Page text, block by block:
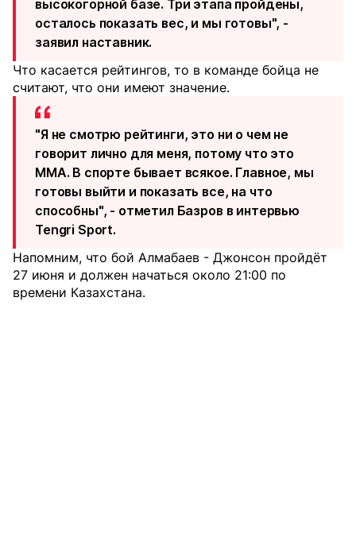
высокогорной базе. Три этапа пройдены,
осталось показать вес, и мы готовы", -
заявил наставник.
Что касается рейтингов, то в команде бойца не
считают, что они имеют значение.
"Я не смотрю рейтинги, это ни о чем не
говорит лично для меня, потому что это
ММА. В спорте бывает всякое. Главное, мы
готовы выйти и показать все, на что
способны", - отметил Базров в интервью
Tengri Sport.
Напомним, что бой Алмабаев - Джонсон пройдёт
27 июня и должен начаться около 21:00 по
времени Казахстана.